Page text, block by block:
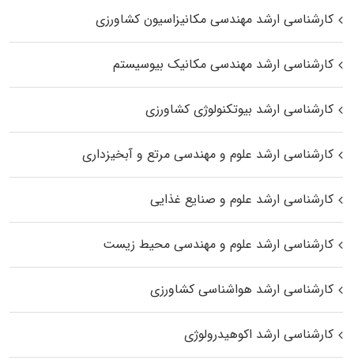
کارشناسی ارشد مهندسی مکانیزاسیون کشاورزی
کارشناسی ارشد مهندسی مکانیک بیوسیستم
کارشناسی ارشد بیوتکنولوژی کشاورزی
کارشناسی ارشد علوم و مهندسی مرتع و آبخیزداری
کارشناسی ارشد علوم و صنایع غذایی
کارشناسی ارشد علوم و مهندسی محیط زیست
کارشناسی ارشد هواشناسی کشاورزی
کارشناسی ارشد اکوهیدرولوژی